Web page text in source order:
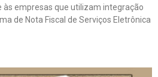
empresas que utilizam integração
de Nota Fiscal de Serviços Eletrônica